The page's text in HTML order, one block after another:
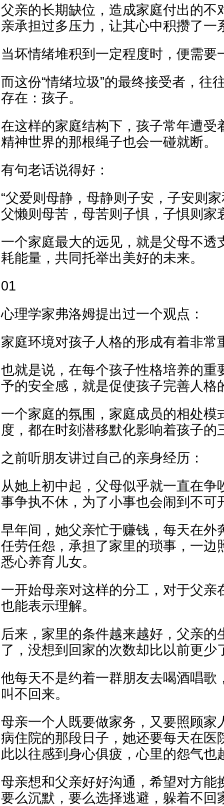
父亲的长期缺位，造成家庭付出的不
亲承担过多压力，让其心中积攒了一
当坏情绪堆积到一定程度时，便需要
而这份“情绪垃圾”的最终接受者，往
存在：孩子。
在这样的家庭结构下，孩子常年遭受
精神世界的那根绳子也会一碰就断。
有句老话说得好：
“父爱则母静，母静则子安，子安则
父懒则母苦，母苦则子惧，子惧则家
一个家庭最大的远见，就是父母不透
耗能量，共同托举出美好的未来。
01
心理学家弗洛姆提出过一个观点：
家庭环境对孩子人格的形成有着非常
也就是说，在每个孩子性格培养的重
予的安全感，就是促使孩子完善人格
一个家庭的氛围，家庭成员的相处模
度，都在时刻潜移默化影响着孩子的
之前听朋友讲过自己的亲身经历：
从她上初中起，父母似乎就一直在争
事争执不休，为了小事也会闹到不可
早年间，她父亲忙于赚钱，每天在外
任劳任怨，承担了家里的琐事，一边
悉心养育儿女。
一开始母亲对这样的分工，对于父亲
也能表示理解。
后来，家里的条件越来越好，父亲的
了，没想到回家的次数却比以前更少
他每天不是约着一群朋友去喝酒唱歌
叫不回来。
母亲一个人既要做家务，又要照顾家
病住院的那段日子，她还要每天在医
此以往感到身心俱疲，心里的怨气也
母亲想和父亲好好沟通，希望对方能
要么沉默，要么选择逃避，躲着不回